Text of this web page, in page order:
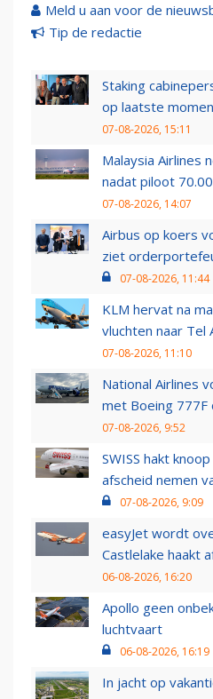
Meld u aan voor de
Tip de redactie
Staking
op laatste
07-08-2026, 15:11
Malaysia Airlines
nadat piloot
07-08-2026, 14:07
Airbus op koers
ziet
07-08-2026, 11:44
KLM hervat na
vluchten naar Tel
07-08-2026, 11:10
National Airlines
met Boeing 777F
07-08-2026, 9:52
SWISS hakt
afscheid nemen
07-08-2026, 9:09
easyJet wordt
Castlelake haakt
06-08-2026, 16:20
Apollo geen
luchtvaart
06-08-2026, 16:19
In jacht op